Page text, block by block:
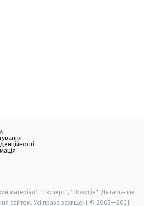
матеріал", "Експерт", "Позиція". Детальніше
сайтом. Усі права захищені. © 2005—2021,